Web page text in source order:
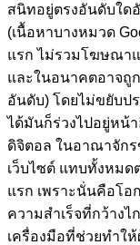
สนิทอยู่ตรงอันดับใด
(เนื้อหาบางหมวด
แรก ไม่รวมโฆษณาแ
และในอนาคตอาจถู
อันดับ) โดยไม่ขยับป
ได้มันก็ร่วงไปอยู่หน้
ดิจิตอล ในอาณาจักร
เว็บไซต์ แทบทั้งหมด
แรก เพราะนั่นคือโอ
ความสำเร็จที่กว้างไ
เครื่องมือที่ช่วยทำใ